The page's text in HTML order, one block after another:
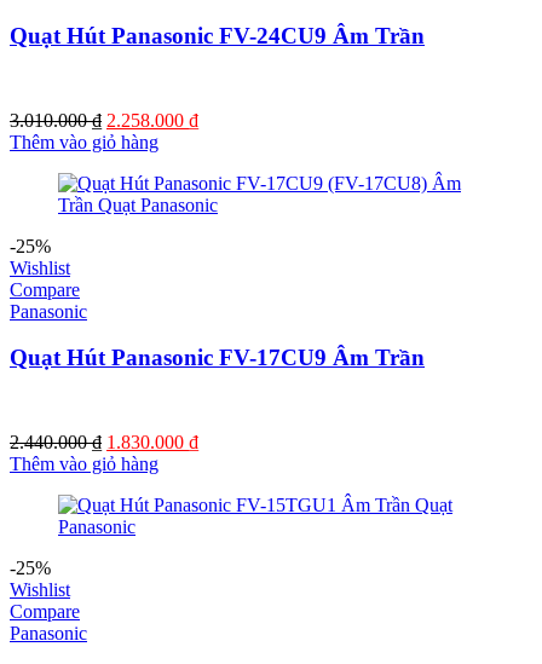
Quạt Hút Panasonic FV-24CU9 Âm Trần
3.010.000₫ Giá
gốc
3.010.000 ₫.
2.258.000 ₫Giá
là:
2.258.000 ₫.
Thêm vào giỏ hàng
-25%
Wishlist
Compare
Panasonic
Quạt Hút Panasonic FV-17CU9 Âm Trần
2.440.000₫ Giá
gốc
2.440.000 ₫.
1.830.000 ₫Giá
là:
Thêm vào giỏ hàng
-25%
Wishlist
Compare
Panasonic